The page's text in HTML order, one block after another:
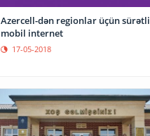
Azercell-dən regionlar üçün sürətli
mobil internet
17-05-2018